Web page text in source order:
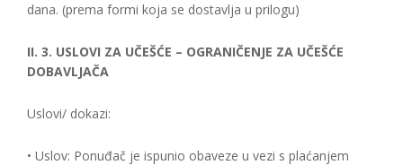
dana. (prema formi koja se dostavlja u prilogu)
II. 3. USLOVI ZA UČEŠĆE – OGRANIČENJE ZA UČEŠĆE
DOBAVLJAČA
Uslovi/ dokazi:
• Uslov: Ponuđač je ispunio obaveze u vezi s plaćanjem